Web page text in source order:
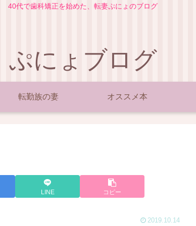
40代で歯科矯正を始めた、転妻ぷにょのブログ
ぷにょブログ
転勤族の妻 オススメ本
LINE コピー
2019.10.14